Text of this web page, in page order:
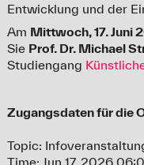
Entwicklung und der
Am Mittwoch, 17. Juni
Sie Prof. Dr. Michael
Studiengang
Zugangsdaten für die
Topic:
Time: Jun 17, 2026